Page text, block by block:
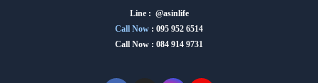
Line : @asinlife
Call Now : 095 952 6514
Call Now : 084 914 9731